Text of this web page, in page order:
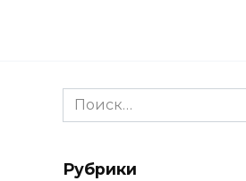
Search
for:
Рубрики